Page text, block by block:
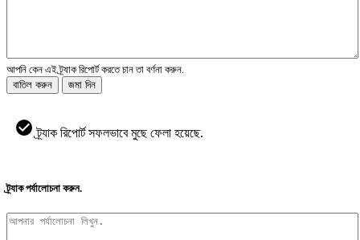
আপনি কেন এই ট্র্যাক রিপোর্ট করতে চান তা বর্ণনা করুন.
বাতিল করুন
জমা দিন
ট্র্যাক রিপোর্ট সফলভাবে মুছে ফেলা হয়েছে.
ট্র্যাক পর্যালোচনা করুন.